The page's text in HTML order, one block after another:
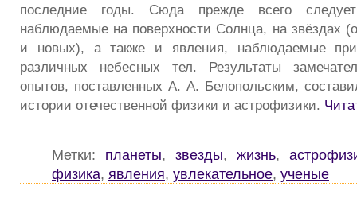
последние годы. Сюда прежде всего
наблюдаемые на поверхности Солнца, на звёздах
и новых), а также и явления, наблюдаемые при
различных небесных тел. Результаты
опытов, поставленных А. А. Белопольским,
истории отечественной физики и астрофизики.
Метки: планеты, звезды, жизнь,
физика, явления, увлекательное, ученые